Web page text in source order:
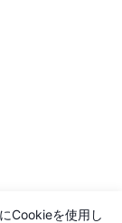
Cookieを使用し